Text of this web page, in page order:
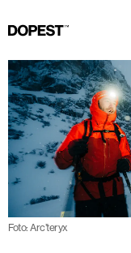
Foto: Arc’teryx